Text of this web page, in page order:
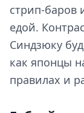
стрип-баров
едой.
Синдзюку
как японцы
правилах и